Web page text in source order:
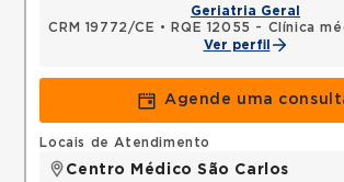
Geriatria Geral
CRM 19772/CE • RQE 12055 - Clínica
Ver perfil
Agende uma
Locais de Atendimento
Centro Médico São Carlos